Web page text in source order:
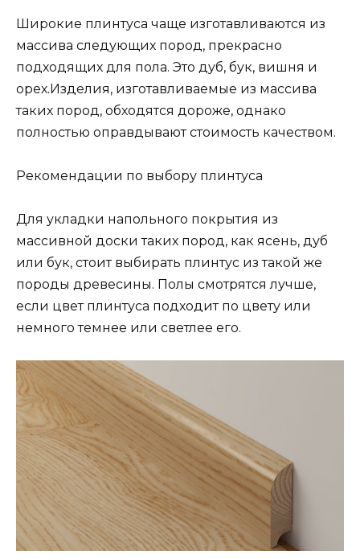
Широкие плинтуса чаще изготавливаются из
массива следующих пород, прекрасно
подходящих для пола. Это дуб, бук, вишня и
орех.Изделия, изготавливаемые из массива
таких пород, обходятся дороже, однако
полностью оправдывают стоимость качеством.
Рекомендации по выбору плинтуса
Для укладки напольного покрытия из
массивной доски таких пород, как ясень, дуб
или бук, стоит выбирать плинтус из такой же
породы древесины. Полы смотрятся лучше,
если цвет плинтуса подходит по цвету или
немного темнее или светлее его.